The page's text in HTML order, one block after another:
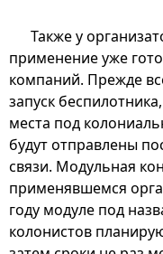
Также у
применение уже
компаний. Прежде
запуск
места под
будут отправлены
связи. Модульная
применявшемся
году модуле под
колонистов